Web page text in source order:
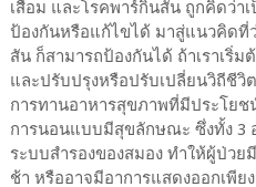
เสื่อม และโรคพาร์กินสัน ถูกคิดว่า
ป้องกันหรือแก้ไขได้ มาสู่แนวคิดที่
สัน ก็สามารถป้องกันได้ ถ้าเราเริ่
และปรับปรุงหรือปรับเปลี่ยนวิถีชีวิ
การทานอาหารสุขภาพที่มีประโย
การนอนแบบมีสุขลักษณะ ซึ่งทั้ง 3
ระบบสำรองของสมอง ทำให้ผู้ป่ว
ช้า หรืออาจมีอาการแสดงออกเพีย